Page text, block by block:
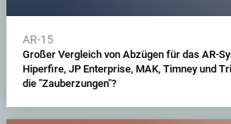
AR-15
Großer Vergleich von Abzügen für das AR-
Hiperfire, JP Enterprise, MAK, Timney und
die "Zauberzungen"?